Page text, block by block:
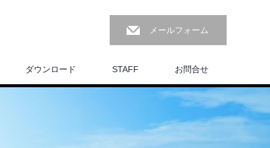
メールフォーム
ダウンロード STAFF お問合せ